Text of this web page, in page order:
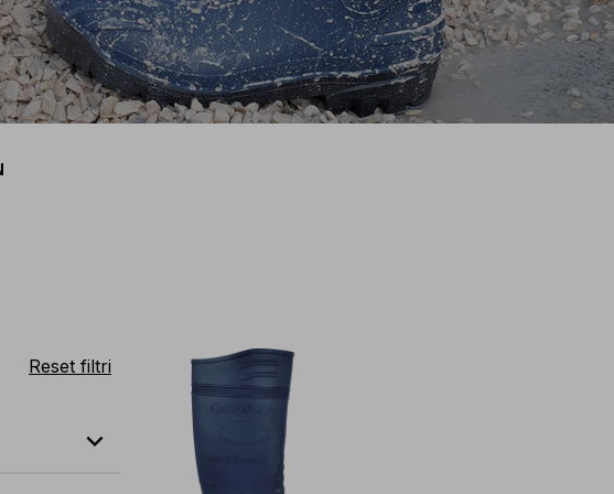
Reset filtri
expand_less